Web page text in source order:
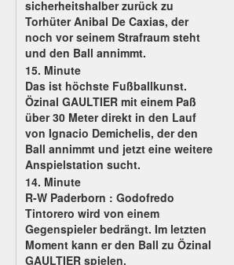
sicherheitshalber zurück zu
Torhüter Anibal De Caxias, der
noch vor seinem Strafraum steht
und den Ball annimmt.
15. Minute
Das ist höchste Fußballkunst.
Özinal GAULTIER mit einem Paß
über 30 Meter direkt in den Lauf
von Ignacio Demichelis, der den
Ball annimmt und jetzt eine weitere
Anspielstation sucht.
14. Minute
R-W Paderborn : Godofredo
Tintorero wird von einem
Gegenspieler bedrängt. Im letzten
Moment kann er den Ball zu Özinal
GAULTIER spielen.